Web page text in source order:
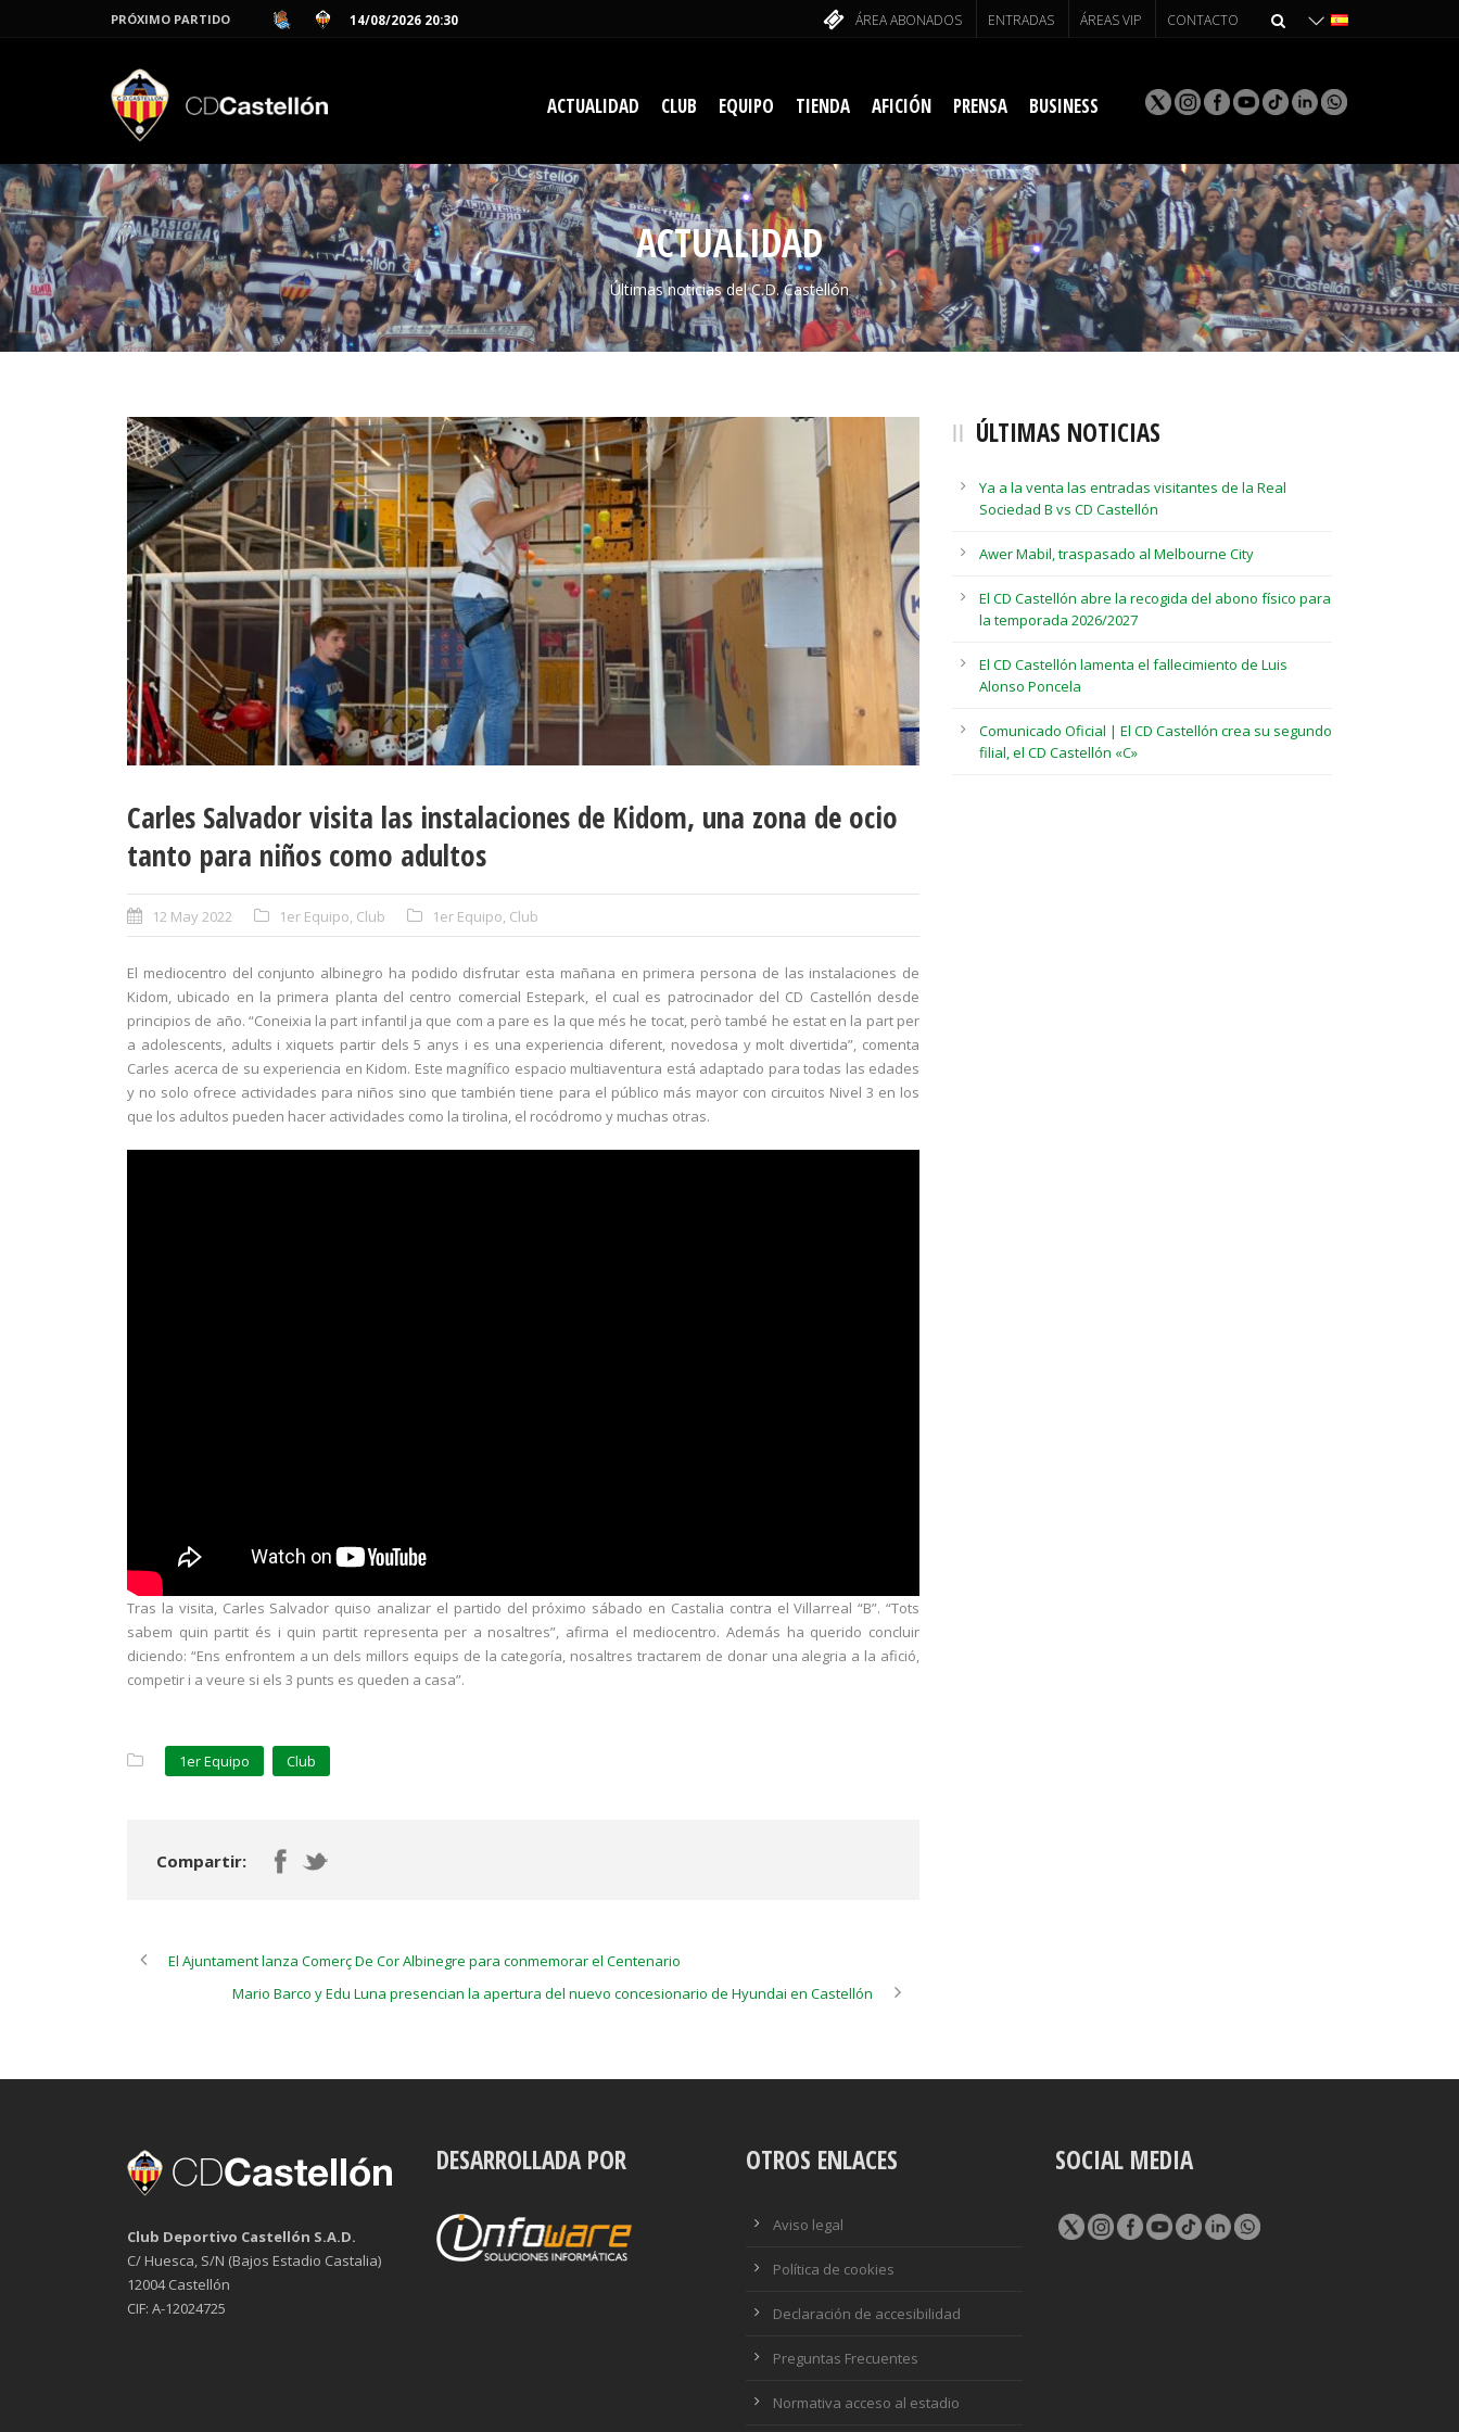
PRÓXIMO PARTIDO 14/08/2026 20:30 ÁREA ABONADOS ENTRADAS ÁREAS VIP CONTACTO
ACTUALIDAD CLUB EQUIPO TIENDA AFICIÓN PRENSA BUSINESS
ACTUALIDAD
Últimas noticias del C.D. Castellón
Carles Salvador visita las instalaciones de Kidom, una zona de ocio
tanto para niños como adultos
12 May 2022 1er Equipo, Club 1er Equipo, Club
El mediocentro del conjunto albinegro ha podido disfrutar esta mañana en primera persona de las instalaciones de
Kidom, ubicado en la primera planta del centro comercial Estepark, el cual es patrocinador del CD Castellón desde
principios de año. “Coneixia la part infantil ja que com a pare es la que més he tocat, però també he estat en la part per
a adolescents, adults i xiquets partir dels 5 anys i es una experiencia diferent, novedosa y molt divertida”, comenta
Carles acerca de su experiencia en Kidom. Este magnífico espacio multiaventura está adaptado para todas las edades
y no solo ofrece actividades para niños sino que también tiene para el público más mayor con circuitos Nivel 3 en los
que los adultos pueden hacer actividades como la tirolina, el rocódromo y muchas otras.
Tras la visita, Carles Salvador quiso analizar el partido del próximo sábado en Castalia contra el Villarreal “B”. “Tots
sabem quin partit és i quin partit representa per a nosaltres”, afirma el mediocentro. Además ha querido concluir
diciendo: “Ens enfrontem a un dels millors equips de la categoría, nosaltres tractarem de donar una alegria a la afició,
competir i a veure si els 3 punts es queden a casa”.
1er Equipo Club
Compartir:
El Ajuntament lanza Comerç De Cor Albinegre para conmemorar el Centenario
Mario Barco y Edu Luna presencian la apertura del nuevo concesionario de Hyundai en Castellón
ÚLTIMAS NOTICIAS
Ya a la venta las entradas visitantes de la Real
Sociedad B vs CD Castellón
Awer Mabil, traspasado al Melbourne City
El CD Castellón abre la recogida del abono físico para
la temporada 2026/2027
El CD Castellón lamenta el fallecimiento de Luis
Alonso Poncela
Comunicado Oficial | El CD Castellón crea su segundo
filial, el CD Castellón «C»
Club Deportivo Castellón S.A.D.
C/ Huesca, S/N (Bajos Estadio Castalia)
12004 Castellón
CIF: A-12024725
DESARROLLADA POR OTROS ENLACES
Aviso legal
Política de cookies
Declaración de accesibilidad
Preguntas Frecuentes
Normativa acceso al estadio
SOCIAL MEDIA